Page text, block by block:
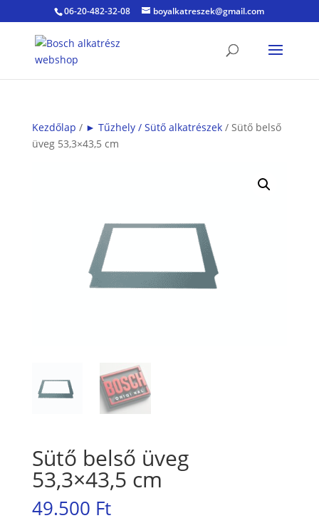
06-20-482-32-08 boyalkatreszek@gmail.com
Kezdőlap / ► Tűzhely / Sütő alkatrészek/ Sütő belső
üveg 53,3×43,5 cm
Sütő belső üveg
53,3×43,5 cm
49.500 Ft